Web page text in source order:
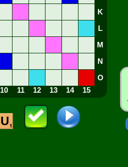
K
L
M
N
O
10 11 12 13 14 15
U